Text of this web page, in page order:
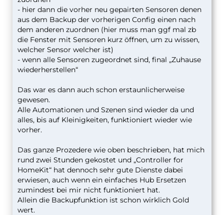
- hier dann die vorher neu gepairten Sensoren denen
aus dem Backup der vorherigen Config einen nach
dem anderen zuordnen (hier muss man ggf mal zb
die Fenster mit Sensoren kurz öffnen, um zu wissen,
welcher Sensor welcher ist)
- wenn alle Sensoren zugeordnet sind, final „Zuhause
wiederherstellen“
Das war es dann auch schon erstaunlicherweise
gewesen.
Alle Automationen und Szenen sind wieder da und
alles, bis auf Kleinigkeiten, funktioniert wieder wie
vorher.
Das ganze Prozedere wie oben beschrieben, hat mich
rund zwei Stunden gekostet und „Controller for
HomeKit“ hat dennoch sehr gute Dienste dabei
erwiesen, auch wenn ein einfaches Hub Ersetzen
zumindest bei mir nicht funktioniert hat.
Allein die Backupfunktion ist schon wirklich Gold
wert.